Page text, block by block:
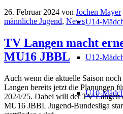
U14-
U12-
U10-
26. Februar 2024 von Jochen Mayer
männliche Jugend, News
TV Langen macht
MU16 JBBL
Auch wenn die aktuelle Saison
Langen bereits jetzt die Planungen
2024/25. Dabei will der TV Langen
MU16 JBBL Jugend-Bundesliga